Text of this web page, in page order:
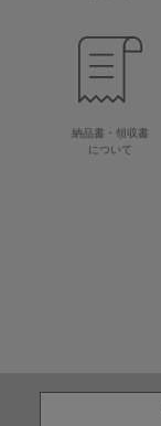
納品書・領収書
について